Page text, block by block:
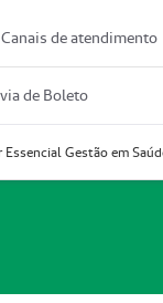
Canais de atendimento
de Boleto